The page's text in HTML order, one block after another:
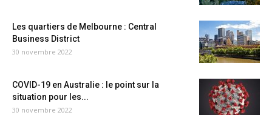
Les quartiers de Melbourne : Central
Business District
30 novembre 2022
COVID-19 en Australie : le point sur la
situation pour les...
30 novembre 2022